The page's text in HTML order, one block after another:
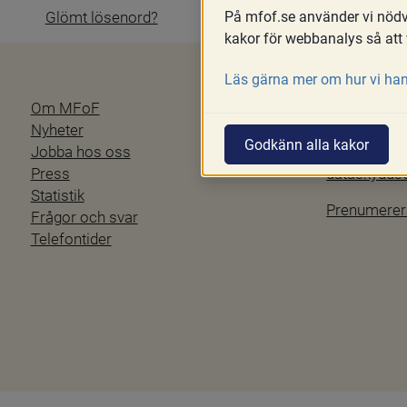
Glömt lösenord?
Om MFoF
Nyheter
Jobba hos oss
Press
Statistik
Frågor och svar
Telefontider
På mfof.se använder vi
kakor för webbanalys så
Läs gärna mer om hur vi
Godkänn alla kakor